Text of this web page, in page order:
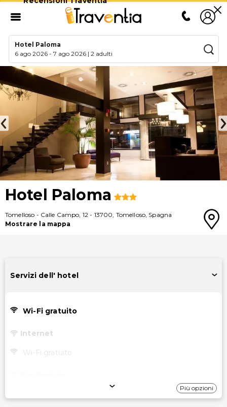
Hotel Paloma
6 ago 2026 -7 ago 2026 |2 adulti
Hotel Paloma
Tomelloso - Calle Campo, 12 - 13700, Tomelloso, Spagna
Mostrare la mappa
Servizi dell' hotel
Wi-Fi gratuito
Internet
Wi-Fi gratuito
Più opzioni